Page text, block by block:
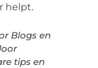
helpt.
Blogs en
tips en